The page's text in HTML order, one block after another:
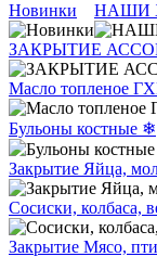
Новинки НАШИ
ЗАКРЫТИЕ
Масло топленое
Бульоны костные ❄
Закрытие Яйца,
Сосиски, колбаса,
Закрытие Мясо,